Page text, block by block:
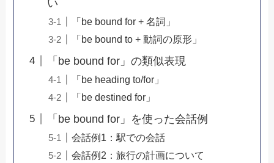
い
「be bound for + 名詞」
「be bound to + 動詞の原形」
「be bound for」の類似表現
「be heading to/for」
「be destined for」
「be bound for」を使った会話例
会話例1：駅での会話
会話例2：旅行の計画について